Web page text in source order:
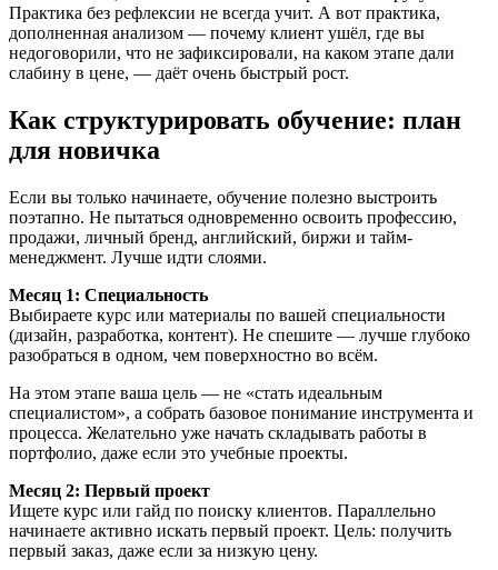
Практика без рефлексии не всегда учит. А вот практика,
дополненная анализом — почему клиент ушёл, где вы
недоговорили, что не зафиксировали, на каком этапе дали
слабину в цене, — даёт очень быстрый рост.
Как структурировать обучение: план
для новичка
Если вы только начинаете, обучение полезно выстроить
поэтапно. Не пытаться одновременно освоить профессию,
продажи, личный бренд, английский, биржи и тайм-
менеджмент. Лучше идти слоями.
Месяц 1: Специальность
Выбираете курс или материалы по вашей специальности
(дизайн, разработка, контент). Не спешите — лучше глубоко
разобраться в одном, чем поверхностно во всём.
На этом этапе ваша цель — не «стать идеальным
специалистом», а собрать базовое понимание инструмента и
процесса. Желательно уже начать складывать работы в
портфолио, даже если это учебные проекты.
Месяц 2: Первый проект
Ищете курс или гайд по поиску клиентов. Параллельно
начинаете активно искать первый проект. Цель: получить
первый заказ, даже если за низкую цену.